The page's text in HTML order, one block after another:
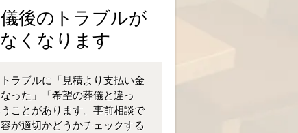
後のトラブルが
なくなります
ラブルに「見積より支払い金
った」「希望の葬儀と違っ
ことがあります。事前相談で
が適切かどうかチェックする